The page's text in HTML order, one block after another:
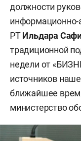
должности
информационно-
РТИльдара
традиционной
недели от
источников
ближайшее
министерство